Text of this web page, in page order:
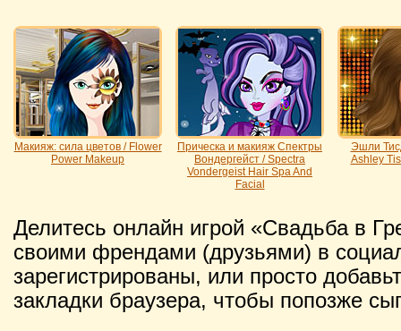
Макияж: сила цветов / Flower
Power Makeup
Прическа и макияж Спектры
Вондергейст / Spectra
Vondergeist Hair Spa And
Facial
Эшли
Ashley
Делитесь онлайн игрой «Свадьба в
своими френдами (друзьями) в
зарегистрированы, или просто
закладки браузера, чтобы попозже